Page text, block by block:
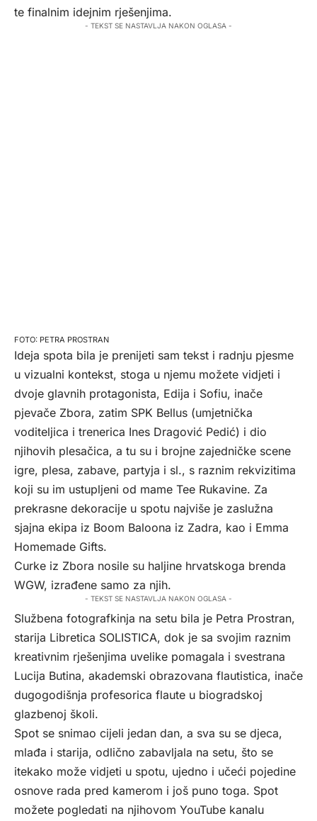
te finalnim idejnim rješenjima.
- TEKST SE NASTAVLJA NAKON OGLASA -
PETRA PROSTRAN
Ideja spota bila je prenijeti sam tekst i radnju pjesme
u vizualni kontekst, stoga u njemu možete vidjeti i
dvoje glavnih protagonista, Edija i Sofiu, inače
pjevače Zbora, zatim SPK Bellus (umjetnička
voditeljica i trenerica Ines Dragović Pedić) i dio
njihovih plesačica, a tu su i brojne zajedničke scene
igre, plesa, zabave, partyja i sl., s raznim rekvizitima
koji su im ustupljeni od mame Tee Rukavine. Za
prekrasne dekoracije u spotu najviše je zaslužna
sjajna ekipa iz Boom Baloona iz Zadra, kao i Emma
Homemade Gifts.
Curke iz Zbora nosile su haljine hrvatskoga brenda
WGW, izrađene samo za njih.
- TEKST SE NASTAVLJA NAKON OGLASA -
Službena fotografkinja na setu bila je Petra Prostran,
starija Libretica SOLISTICA, dok je sa svojim raznim
kreativnim rješenjima uvelike pomagala i svestrana
Lucija Butina, akademski obrazovana flautistica, inače
dugogodišnja profesorica flaute u biogradskoj
glazbenoj školi.
Spot se snimao cijeli jedan dan, a sva su se djeca,
mlađa i starija, odlično zabavljala na setu, što se
itekako može vidjeti u spotu, ujedno i učeći pojedine
osnove rada pred kamerom i još puno toga. Spot
možete pogledati na njihovom YouTube kanalu